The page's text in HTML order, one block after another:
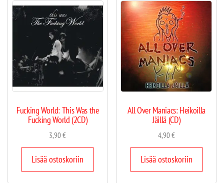
Fucking World: This Was the
Fucking World (2CD)
3,90€
Lisää ostoskoriin
All Over Maniacs: Heikoilla
Jäillä (CD)
4,90€
Lisää ostoskoriin